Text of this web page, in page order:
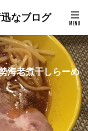
なブログ
海老煮干しらーめ